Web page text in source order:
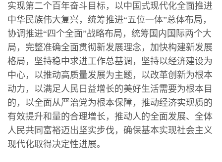
实现第二个百年奋斗目标，以中国式现代化全面推进
中华民族伟大复兴，统筹推进“五位一体”总体布局，
协调推进“四个全面”战略布局，统筹国内国际两个大
局，完整准确全面贯彻新发展理念，加快构建新发展
格局，坚持稳中求进工作总基调，坚持以经济建设为
中心，以推动高质量发展为主题，以改革创新为根本
动力，以满足人民日益增长的美好生活需要为根本目
的，以全面从严治党为根本保障，推动经济实现质的
有效提升和量的合理增长，推动人的全面发展、全体
人民共同富裕迈出坚实步伐，确保基本实现社会主义
现代化取得决定性进展。